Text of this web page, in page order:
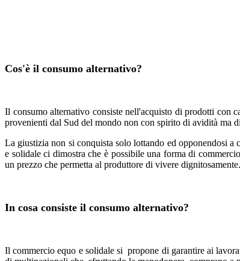
Cos'è il consumo alternativo?
Il consumo alternativo consiste nell'acquisto di prodotti con
provenienti dal Sud del mondo non con spirito di avidità ma
La giustizia non si conquista solo lottando ed opponendosi
e solidale ci dimostra che è possibile una forma di
un prezzo che permetta al produttore di vivere dignitosamente.
In cosa consiste il consumo alternativo?
Il commercio equo e solidale si propone di garantire ai